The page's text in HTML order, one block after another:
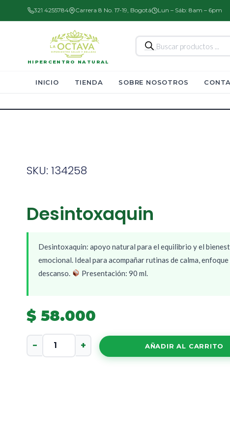
321 4255784 Carrera 8 No. 17-19, Bogotá Lun – Sáb: 8am – 6pm
HIPERCENTRO NATURAL
Búsqueda
de
productos
INICIO TIENDA SOBRE NOSOTROS
SKU: 134258
Desintoxaquin
Desintoxaquin: apoyo natural para el equilibrio y el
emocional. Ideal para acompañar rutinas de calma, enfoque
descanso.
Presentación: 90 ml.
$58.000
Desintoxaquin
cantidad
− + AÑADIR AL CARRITO